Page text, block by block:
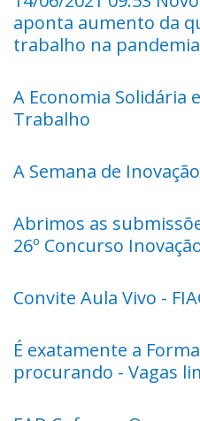
aponta aumento da
trabalho na pandemia
A Economia Solidária
Trabalho
A Semana de
Abrimos as
26º Concurso
Convite Aula Vivo -
É exatamente a
procurando - Vagas